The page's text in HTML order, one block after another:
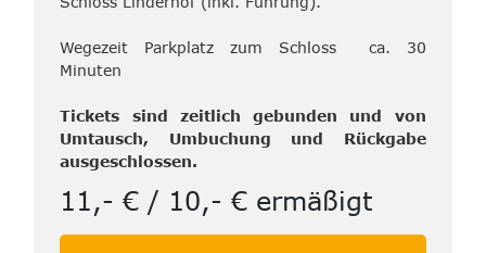
Wegezeit Parkplatz zum Schloss ca. 30
Minuten
Tickets sind zeitlich gebunden und von
Umtausch, Umbuchung und Rückgabe
ausgeschlossen.
11,- € / 10,- € ermäßigt